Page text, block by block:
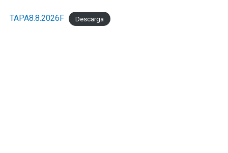
TAPA8.8.2026F Descarga